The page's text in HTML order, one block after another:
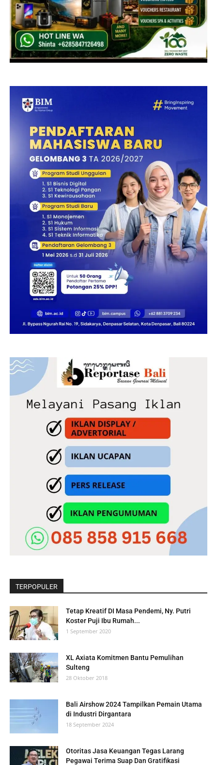
TERPOPULER
Tetap Kreatif DI Masa Pendemi, Ny. Putri
Koster Puji Ibu Rumah...
1 September 2020
XL Axiata Komitmen Bantu Pemulihan
Sulteng
28 Oktober 2018
Bali Airshow 2024 Tampilkan Pemain Utama
di Industri Dirgantara
18 September 2024
Otoritas Jasa Keuangan Tegas Larang
Pegawai Terima Suap Dan Gratifikasi